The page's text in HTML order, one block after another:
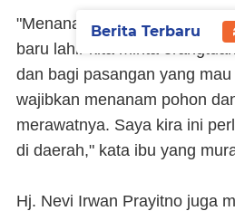
"Menanam pohon perlu
baru lahir kita minta
dan bagi pasangan yang
wajibkan menanam pohon
merawatnya. Saya kira ini
di daerah," kata ibu yang
Hj. Nevi Irwan Prayitno juga
Berita Terbaru